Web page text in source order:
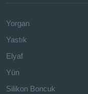
Yorgan
Yastık
Elyaf
Yün
Silikon Boncuk